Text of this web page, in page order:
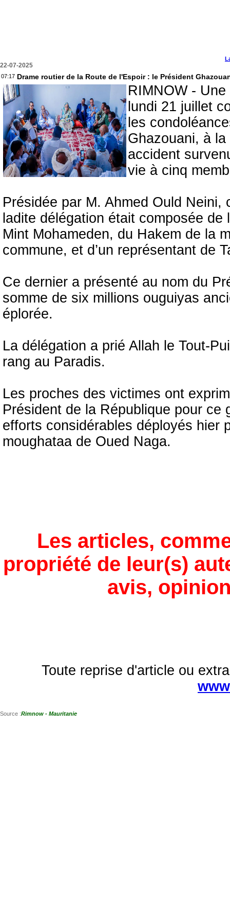
22-07-2025
07:17 Drame routier de la Route de l'Espoir : le Président
RIMNOW -
lundi 21 juillet
les
Ghazouani, à
accident
vie à cinq
Présidée par M. Ahmed Ould
ladite délégation était composée
Mint Mohameden, du Hakem de la
commune, et d’un représentant de
Ce dernier a présenté au nom du
somme de six millions ouguiyas
éplorée.
La délégation a prié Allah le Tout-
rang au Paradis.
Les proches des victimes ont
Président de la République pour
efforts considérables déployés hier
moughataa de Oued Naga.
Les articles,
propriété de leur(s)
avis,
Toute reprise d'article ou
Source :Rimnow - Mauritanie